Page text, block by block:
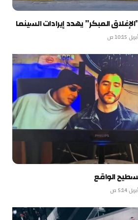
المبكر” يهدد إيرادات السينما
الواقع